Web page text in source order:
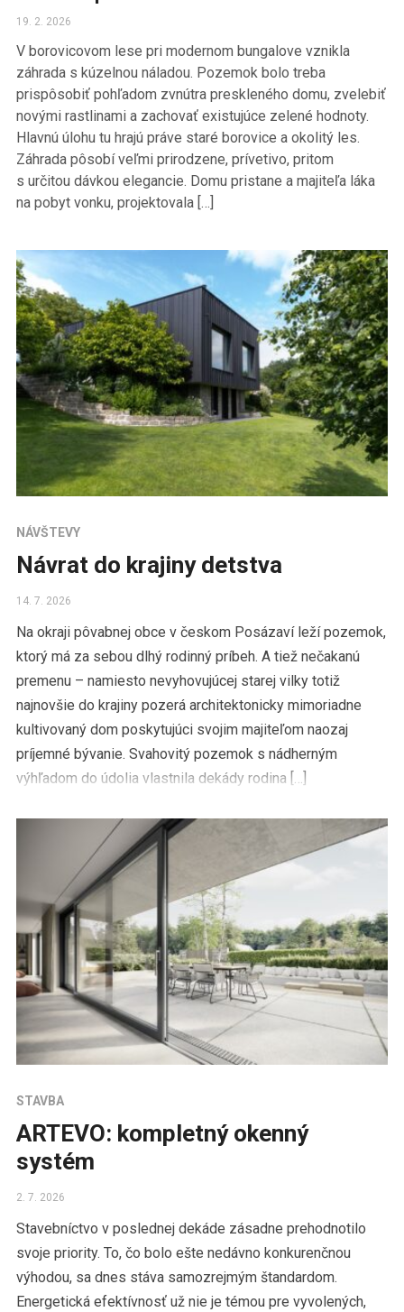
19. 2. 2026
V borovicovom lese pri modernom bungalove vznikla
záhrada s kúzelnou náladou. Pozemok bolo treba
prispôsobiť pohľadom zvnútra preskleného domu, zvelebiť
novými rastlinami a zachovať existujúce zelené hodnoty.
Hlavnú úlohu tu hrajú práve staré borovice a okolitý les.
Záhrada pôsobí veľmi prirodzene, prívetivo, pritom
s určitou dávkou elegancie. Domu pristane a majiteľa láka
na pobyt vonku, projektovala […]
NÁVŠTEVY
Návrat do krajiny detstva
14. 7. 2026
Na okraji pôvabnej obce v českom Posázaví leží pozemok,
ktorý má za sebou dlhý rodinný príbeh. A tiež nečakanú
premenu – namiesto nevyhovujúcej starej vilky totiž
najnovšie do krajiny pozerá architektonicky mimoriadne
kultivovaný dom poskytujúci svojim majiteľom naozaj
príjemné bývanie. Svahovitý pozemok s nádherným
výhľadom do údolia vlastnila dekády rodina […]
STAVBA
ARTEVO: kompletný okenný
systém
2. 7. 2026
Stavebníctvo v poslednej dekáde zásadne prehodnotilo
svoje priority. To, čo bolo ešte nedávno konkurenčnou
výhodou, sa dnes stáva samozrejmým štandardom.
Energetická efektívnosť už nie je témou pre vyvolených,